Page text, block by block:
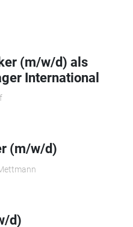
(m/w/d) als
International
(m/w/d)
d)